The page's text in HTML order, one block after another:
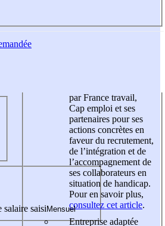
saisi
par France travail,
Cap emploi et ses
partenaires pour ses
actions concrètes en
faveur du recrutement,
de l’intégration et de
l’accompagnement de
ses collaborateurs en
situation de handicap.
Pour en savoir plus,
consultez cet article.
Entreprise adaptée